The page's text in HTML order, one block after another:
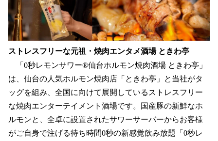
す
ストレスフリーな元祖・焼肉エンタメ酒場 ときわ亭
「0秒レモンサワー®仙台ホルモン焼肉酒場 ときわ亭」
は、仙台の人気ホルモン焼肉店「ときわ亭」と当社がタ
ッグを組み、全国に向けて展開しているストレスフリー
な焼肉エンターテイメント酒場です。国産豚の新鮮なホ
ルモンと、全卓に設置されたサワーサーバーからお客様
がご自身で注げる待ち時間0秒の新感覚飲み放題「0秒レ